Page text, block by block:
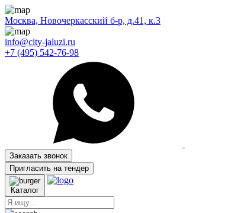
Москва, Новочеркасский б-р, д.41, к.3
info@city-jaluzi.ru
+7 (495) 542-76-98
Заказать звонок
Пригласить на тендер
Каталог